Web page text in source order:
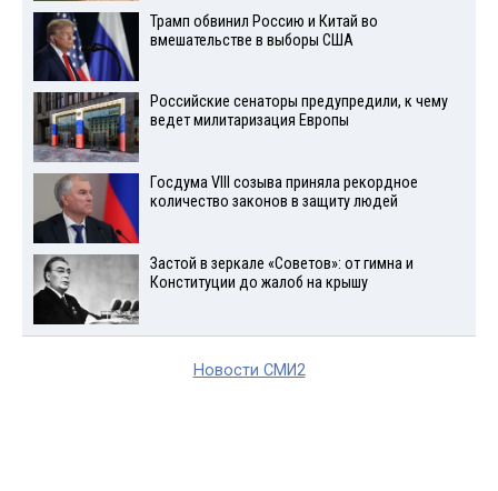
Трамп обвинил Россию и Китай во
вмешательстве в выборы США
Российские сенаторы предупредили, к чему
ведет милитаризация Европы
Госдума VIII созыва приняла рекордное
количество законов в защиту людей
Застой в зеркале «Советов»: от гимна и
Конституции до жалоб на крышу
Новости СМИ2